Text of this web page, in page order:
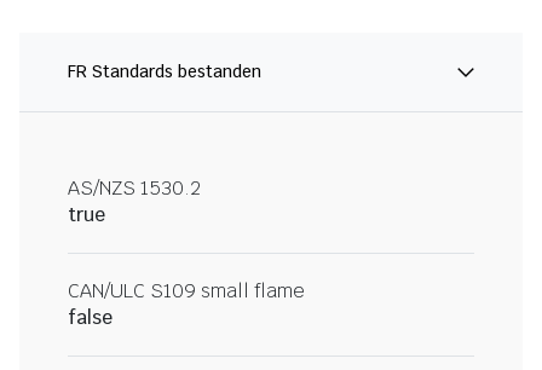
FR Standards bestanden
AS/NZS 1530.2
true
CAN/ULC S109 small flame
false